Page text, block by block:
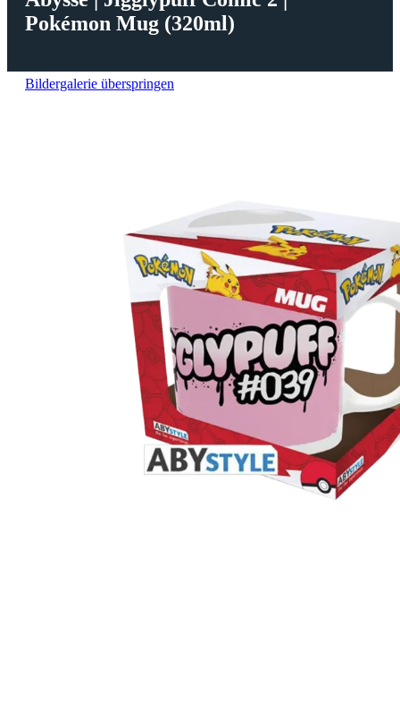
Pokémon Mug (320ml)
Bildergalerie überspringen